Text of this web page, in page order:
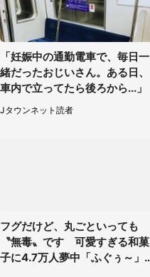
「妊娠中の通勤電車で、毎日一
緒だったおじいさん。ある日、
車内で立ってたら後ろから...」
Jタウンネット読者
フグだけど、丸ごといっても
〝無毒〟です 可愛すぎる和菓
子に4.7万人夢中「ふぐぅ～」